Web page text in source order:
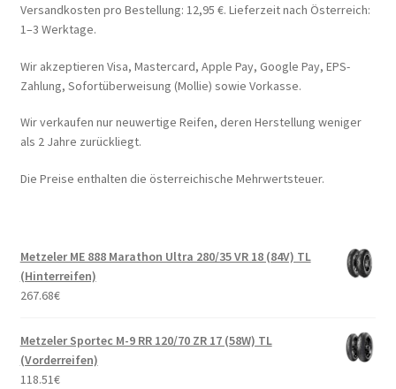
Versandkosten pro Bestellung: 12,95 €. Lieferzeit nach Österreich:
1–3 Werktage.
Wir akzeptieren Visa, Mastercard, Apple Pay, Google Pay, EPS-
Zahlung, Sofortüberweisung (Mollie) sowie Vorkasse.
Wir verkaufen nur neuwertige Reifen, deren Herstellung weniger
als 2 Jahre zurückliegt.
Die Preise enthalten die österreichische Mehrwertsteuer.
Metzeler ME 888 Marathon Ultra 280/35 VR 18 (84V) TL
(Hinterreifen)
267.68€
Metzeler Sportec M-9 RR 120/70 ZR 17 (58W) TL
(Vorderreifen)
118.51€